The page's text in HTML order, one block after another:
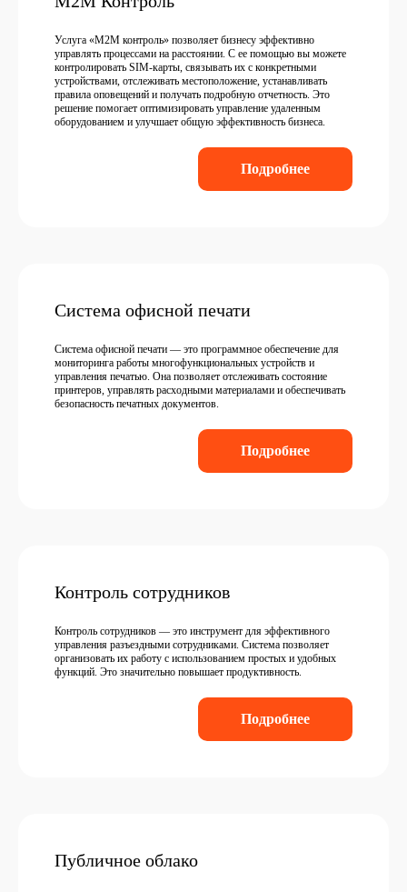
Услуга «M2M контроль» позволяет бизнесу эффективно
управлять процессами на расстоянии. С ее помощью вы можете
контролировать SIM-карты, связывать их с конкретными
устройствами, отслеживать местоположение, устанавливать
правила оповещений и получать подробную отчетность. Это
решение помогает оптимизировать управление удаленным
оборудованием и улучшает общую эффективность бизнеса.
Подробнее
Система офисной печати
Система офисной печати — это программное обеспечение для
мониторинга работы многофункциональных устройств и
управления печатью. Она позволяет отслеживать состояние
принтеров, управлять расходными материалами и обеспечивать
безопасность печатных документов.
Подробнее
Контроль сотрудников
Контроль сотрудников — это инструмент для эффективного
управления разъездными сотрудниками. Система позволяет
организовать их работу с использованием простых и удобных
функций. Это значительно повышает продуктивность.
Подробнее
Публичное облако